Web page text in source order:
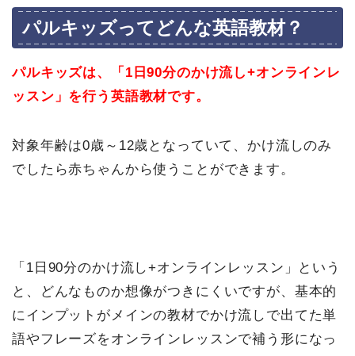
パルキッズってどんな英語教材？
パルキッズは、「1日90分のかけ流し+オンラインレ
ッスン」を行う英語教材です。
対象年齢は0歳～12歳となっていて、かけ流しのみ
でしたら赤ちゃんから使うことができます。
「1日90分のかけ流し+オンラインレッスン」という
と、どんなものか想像がつきにくいですが、基本的
にインプットがメインの教材でかけ流しで出てた単
語やフレーズをオンラインレッスンで補う形になっ